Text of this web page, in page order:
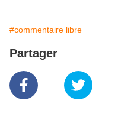
#commentaire libre
Partager